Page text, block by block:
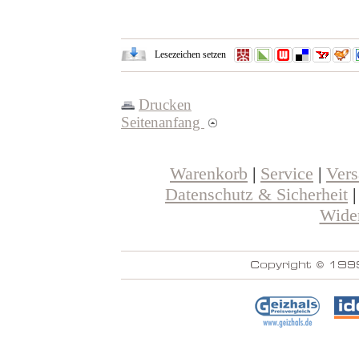
Lesezeichen setzen
Drucken
Seitenanfang
Warenkorb | Service |
Datenschutz & Sicherheit